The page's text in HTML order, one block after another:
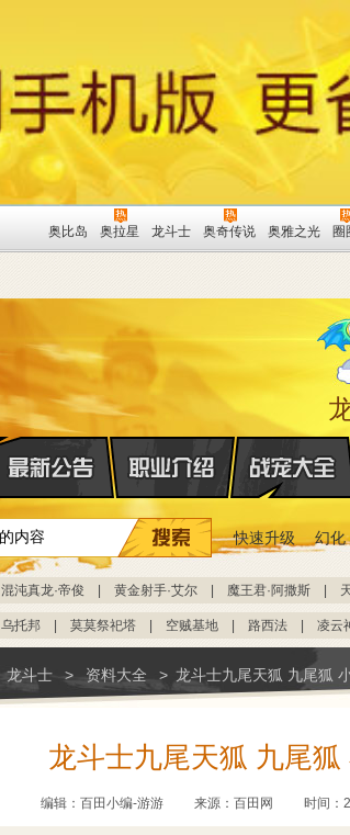
奥比岛 奥拉星 龙斗士 奥奇传说 奥雅之光 圈
快速升级 幻化
混沌真龙·帝俊 黄金射手·艾尔 魔王君·阿撒斯
乌托邦 莫莫祭祀塔 空贼基地 路西法 凌云
龙斗士 > 资料大全 > 龙斗士九尾天狐 九尾狐
龙斗士九尾天狐 九尾狐
编辑：百田小编-游游 来源： 百田网 时间：